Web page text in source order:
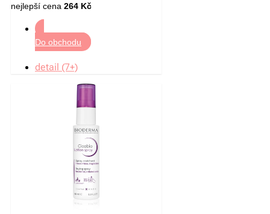
nejlepší cena 264 Kč
Do obchodu
detail (7+)